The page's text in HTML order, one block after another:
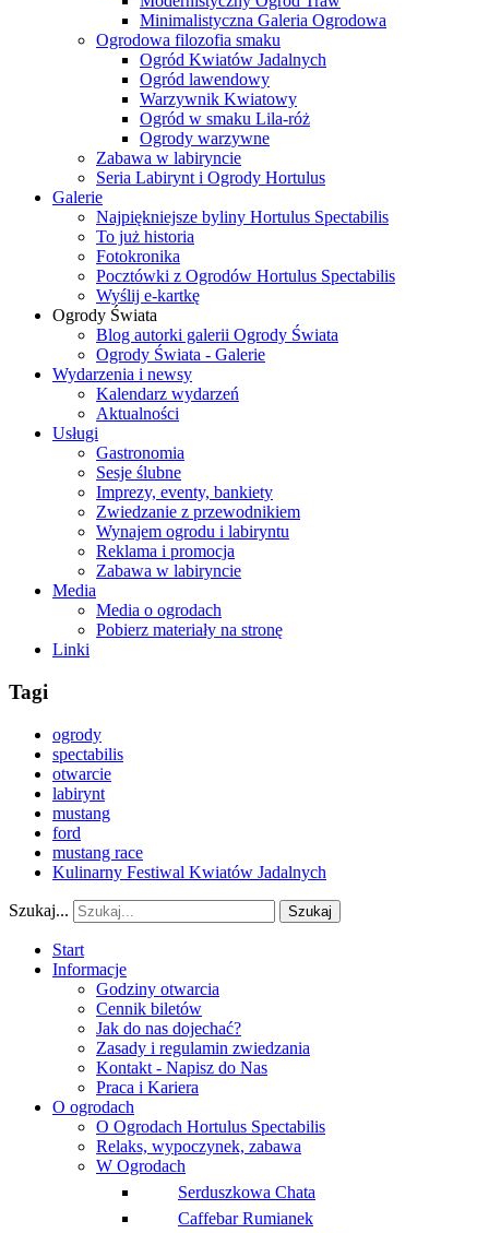
Minimalistyczna Galeria Ogrodowa
Ogrodowa filozofia smaku
Ogród Kwiatów Jadalnych
Ogród lawendowy
Warzywnik Kwiatowy
Ogród w smaku Lila-róż
Ogrody warzywne
Zabawa w labiryncie
Seria Labirynt i Ogrody Hortulus
Galerie
Najpiękniejsze byliny Hortulus Spectabilis
To już historia
Fotokronika
Pocztówki z Ogrodów Hortulus Spectabilis
Wyślij e-kartkę
Ogrody Świata
Blog autorki galerii Ogrody Świata
Ogrody Świata - Galerie
Wydarzenia i newsy
Kalendarz wydarzeń
Aktualności
Usługi
Gastronomia
Sesje ślubne
Imprezy, eventy, bankiety
Zwiedzanie z przewodnikiem
Wynajem ogrodu i labiryntu
Reklama i promocja
Zabawa w labiryncie
Media
Media o ogrodach
Pobierz materiały na stronę
Linki
Tagi
ogrody
spectabilis
otwarcie
labirynt
mustang
ford
mustang race
Kulinarny Festiwal Kwiatów Jadalnych
Szukaj... Szukaj
Start
Informacje
Godziny otwarcia
Cennik biletów
Jak do nas dojechać?
Zasady i regulamin zwiedzania
Kontakt - Napisz do Nas
Praca i Kariera
O ogrodach
O Ogrodach Hortulus Spectabilis
Relaks, wypoczynek, zabawa
W Ogrodach
Serduszkowa Chata
Caffebar Rumianek